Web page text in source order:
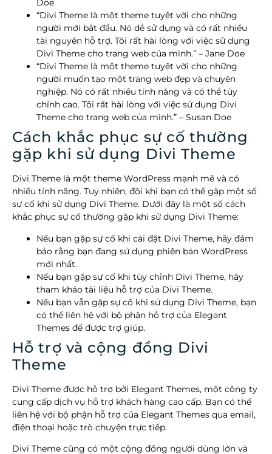
Doe
“Divi Theme là một theme tuyệt vời cho những
người mới bắt đầu. Nó dễ sử dụng và có rất nhiều
tài nguyên hỗ trợ. Tôi rất hài lòng với việc sử dụng
Divi Theme cho trang web của mình.” – Jane Doe
“Divi Theme là một theme tuyệt vời cho những
người muốn tạo một trang web đẹp và chuyên
nghiệp. Nó có rất nhiều tính năng và có thể tùy
chỉnh cao. Tôi rất hài lòng với việc sử dụng Divi
Theme cho trang web của mình.” – Susan Doe
Cách khắc phục sự cố thường
gặp khi sử dụng Divi Theme
Divi Theme là một theme WordPress mạnh mẽ và có
nhiều tính năng. Tuy nhiên, đôi khi bạn có thể gặp một số
sự cố khi sử dụng Divi Theme. Dưới đây là một số cách
khắc phục sự cố thường gặp khi sử dụng Divi Theme:
Nếu bạn gặp sự cố khi cài đặt Divi Theme, hãy đảm
bảo rằng bạn đang sử dụng phiên bản WordPress
mới nhất.
Nếu bạn gặp sự cố khi tùy chỉnh Divi Theme, hãy
tham khảo tài liệu hỗ trợ của Divi Theme.
Nếu bạn vẫn gặp sự cố khi sử dụng Divi Theme, bạn
có thể liên hệ với bộ phận hỗ trợ của Elegant
Themes để được trợ giúp.
Hỗ trợ và cộng đồng Divi
Theme
Divi Theme được hỗ trợ bởi Elegant Themes, một công ty
cung cấp dịch vụ hỗ trợ khách hàng cao cấp. Bạn có thể
liên hệ với bộ phận hỗ trợ của Elegant Themes qua email,
điện thoại hoặc trò chuyện trực tiếp.
Divi Theme cũng có một cộng đồng người dùng lớn và